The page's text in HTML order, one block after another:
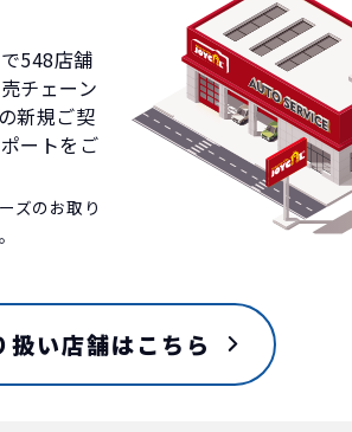
548店舗
チェーン
新規ご契
ートをご
ズのお取り
扱い店舗はこちら